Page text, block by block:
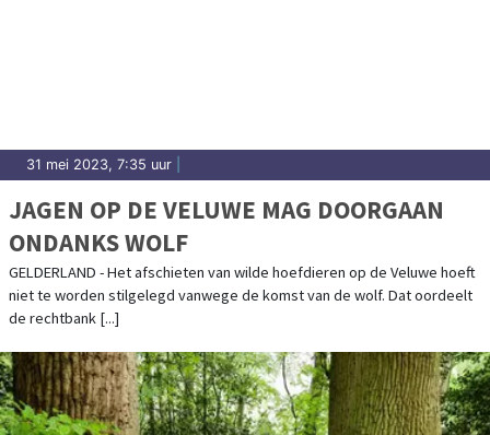
31 mei 2023, 7:35 uur
JAGEN OP DE VELUWE MAG DOORGAAN
ONDANKS WOLF
GELDERLAND - Het afschieten van wilde hoefdieren op de Veluwe hoeft
niet te worden stilgelegd vanwege de komst van de wolf. Dat oordeelt
de rechtbank [...]